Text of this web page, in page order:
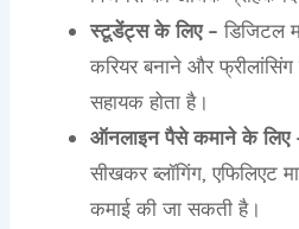
स्टूडेंट्स के लिए – डिजिटल
करियर बनाने और
सहायक होता है।
ऑनलाइन पैसे कमाने के लिए
सीखकर ब्लॉगिंग, एफिलिएट
कमाई की जा सकती है।